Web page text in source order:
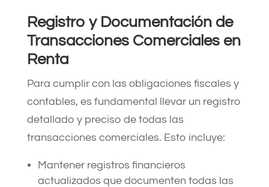
Registro y Documentación de
Transacciones Comerciales en
Renta
Para cumplir con las obligaciones fiscales y
contables, es fundamental llevar un registro
detallado y preciso de todas las
transacciones comerciales. Esto incluye:
Mantener registros financieros
actualizados que documenten todas las